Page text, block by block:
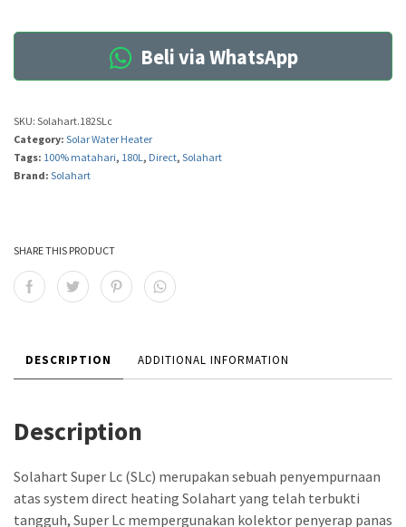
Beli via WhatsApp
SKU: Solahart.182SLc
Category: Solar Water Heater
Tags: 100% matahari, 180L, Direct, Solahart
Brand: Solahart
SHARE THIS PRODUCT
DESCRIPTION ADDITIONAL INFORMATION
Description
Solahart Super Lc (SLc) merupakan sebuah penyempurnaan
atas system direct heating Solahart yang telah terbukti
tangguh, Super Lc mempergunakan kolektor penyerap panas